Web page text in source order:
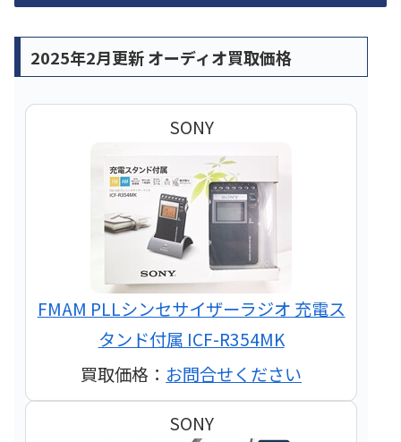
2025年2月更新 オーディオ買取価格
SONY
FMAM PLLシンセサイザーラジオ 充電ス
タンド付属 ICF-R354MK
買取価格： お問合せください
SONY